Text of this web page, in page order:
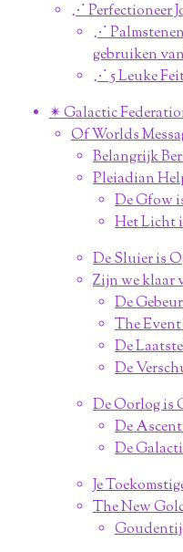
⋰ Perfectioneer
⋰
gebruiken
⋰ 5 Leuke
✴︎ Galactic
Of Worlds
Belangrijk
Pleiadian
De Gfow
Het Licht
De Sluier is
Zijn we klaar
De
The
De
De
De Oorlog is
De
De
Je
The New